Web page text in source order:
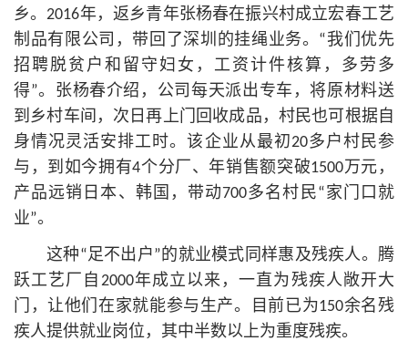
乡。2016年，返乡青年张杨春在振兴村成立宏春工艺
制品有限公司，带回了深圳的挂绳业务。“我们优先
招聘脱贫户和留守妇女，工资计件核算，多劳多
得”。张杨春介绍，公司每天派出专车，将原材料送
到乡村车间，次日再上门回收成品，村民也可根据自
身情况灵活安排工时。该企业从最初20多户村民参
与，到如今拥有4个分厂、年销售额突破1500万元，
产品远销日本、韩国，带动700多名村民“家门口就
业”。
这种“足不出户”的就业模式同样惠及残疾人。腾
跃工艺厂自2000年成立以来，一直为残疾人敞开大
门，让他们在家就能参与生产。目前已为150余名残
疾人提供就业岗位，其中半数以上为重度残疾。